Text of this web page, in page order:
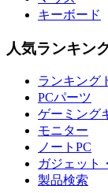
キーボード
人気ランキン
ランキング
PCパーツ
ゲーミング
モニター
ノートPC
ガジェット
製品検索